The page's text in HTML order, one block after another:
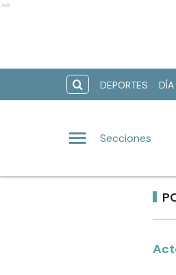
Ads
DEPORTES DÍA
Secciones